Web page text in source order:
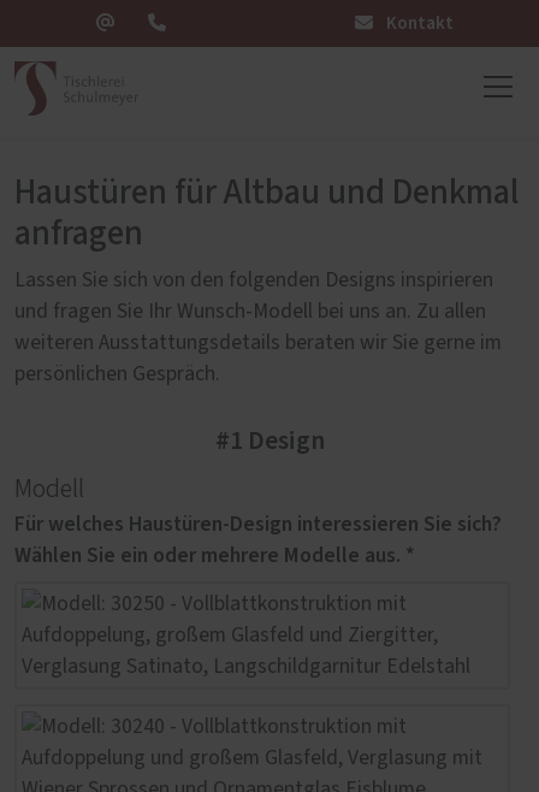
Kontakt
Haustüren für Altbau und Denkmal
anfragen
Lassen Sie sich von den folgenden Designs inspirieren
und fragen Sie Ihr Wunsch-Modell bei uns an. Zu allen
weiteren Ausstattungsdetails beraten wir Sie gerne im
persönlichen Gespräch.
#1 Design
Modell
Für welches Haustüren-Design interessieren Sie sich?
Wählen Sie ein oder mehrere Modelle aus. *